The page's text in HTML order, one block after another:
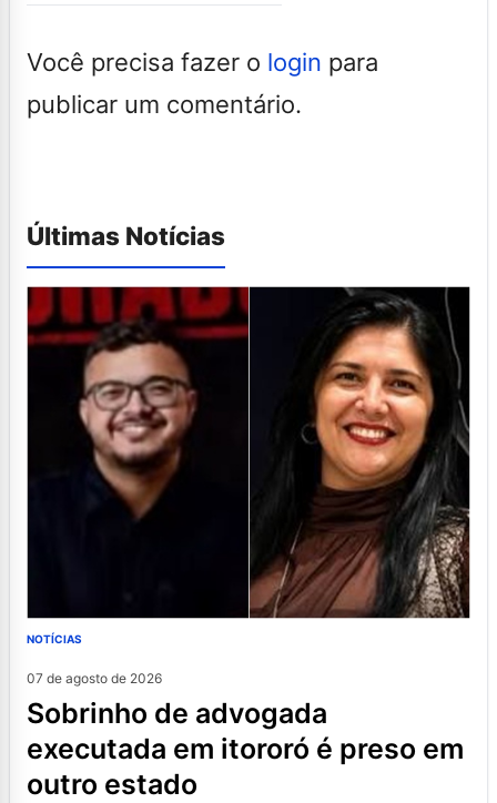
Você precisa fazer o login para
publicar um comentário.
Últimas Notícias
NOTÍCIAS
07 de agosto de 2026
sobrinho de advogada
executada em itororó é preso em
outro estado